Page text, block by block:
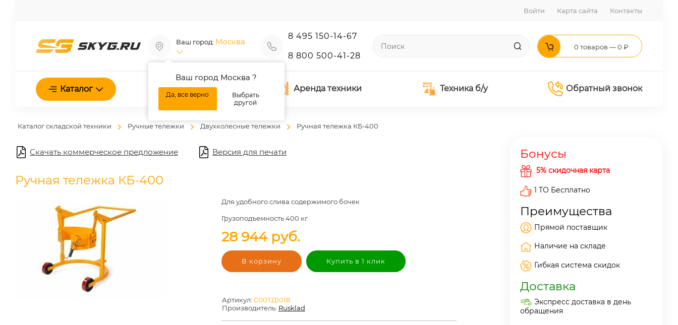
Войти Карта сайта Контакты
Ваш город: Москва
Ваш город Москва ?
Да, все верно
Выбрать
другой
8 495 150-14-67
8 800 500-41-28
0 товаров — 0 ₽
Каталог О нас Аренда техники Техника б/у Обратный звонок
Каталог складской техники Ручные тележки Двухколесные тележки Ручная тележка КБ-400
Скачать коммерческое предложение Версия для печати
Ручная тележка КБ-400
Для удобного слива содержимого бочек
Грузоподъемность 400 кг
28 944руб.
В корзину Купить в 1 клик
Артикул: С00ТД1018
Производитель: Rusklad
Бонусы
5% скидочная карта
1 ТО Бесплатно
Преимущества
Прямой поставщик
Наличие на складе
Гибкая система скидок
Доставка
Экспресс доставка в день
обращения